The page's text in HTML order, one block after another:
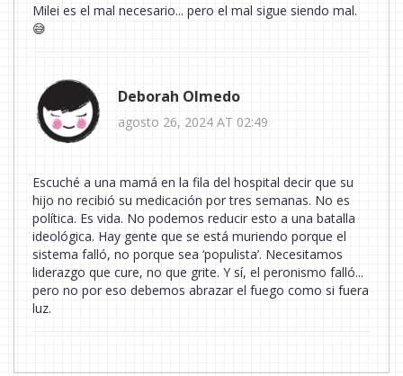
Milei es el mal necesario... pero el mal sigue siendo mal.
😅
Deborah Olmedo
agosto 26, 2024 AT 02:49
Escuché a una mamá en la fila del hospital decir que su
hijo no recibió su medicación por tres semanas. No es
política. Es vida. No podemos reducir esto a una batalla
ideológica. Hay gente que se está muriendo porque el
sistema falló, no porque sea ‘populista’. Necesitamos
liderazgo que cure, no que grite. Y sí, el peronismo falló...
pero no por eso debemos abrazar el fuego como si fuera
luz.